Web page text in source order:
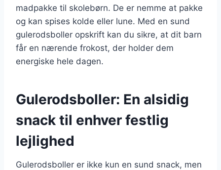
madpakke til skolebørn. De er nemme at pakke
og kan spises kolde eller lune. Med en sund
gulerodsboller opskrift kan du sikre, at dit barn
får en nærende frokost, der holder dem
energiske hele dagen.
Gulerodsboller: En alsidig
snack til enhver festlig
lejlighed
Gulerodsboller er ikke kun en sund snack, men